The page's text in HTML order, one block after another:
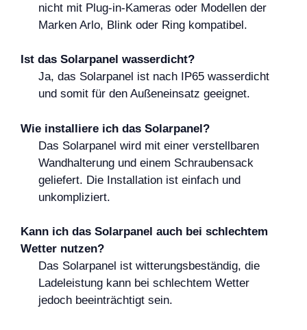
nicht mit Plug-in-Kameras oder Modellen der
Marken Arlo, Blink oder Ring kompatibel.
Ist das Solarpanel wasserdicht?
Ja, das Solarpanel ist nach IP65 wasserdicht
und somit für den Außeneinsatz geeignet.
Wie installiere ich das Solarpanel?
Das Solarpanel wird mit einer verstellbaren
Wandhalterung und einem Schraubensack
geliefert. Die Installation ist einfach und
unkompliziert.
Kann ich das Solarpanel auch bei schlechtem
Wetter nutzen?
Das Solarpanel ist witterungsbeständig, die
Ladeleistung kann bei schlechtem Wetter
jedoch beeinträchtigt sein.